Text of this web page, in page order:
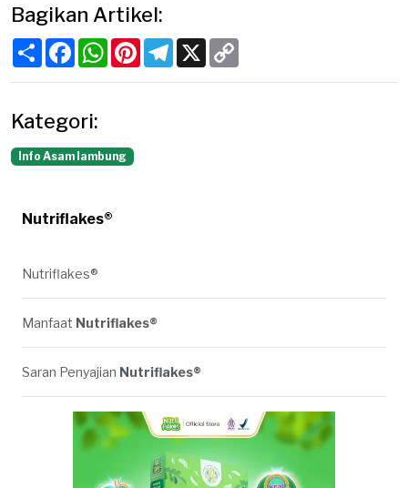
Bagikan Artikel:
ShareFacebookWhatsApp
PinterestTelegram
X
Kategori:
Info Asam lambung
Nutriflakes®
Nutriflakes®
Manfaat Nutriflakes®
Saran Penyajian Nutriflakes®